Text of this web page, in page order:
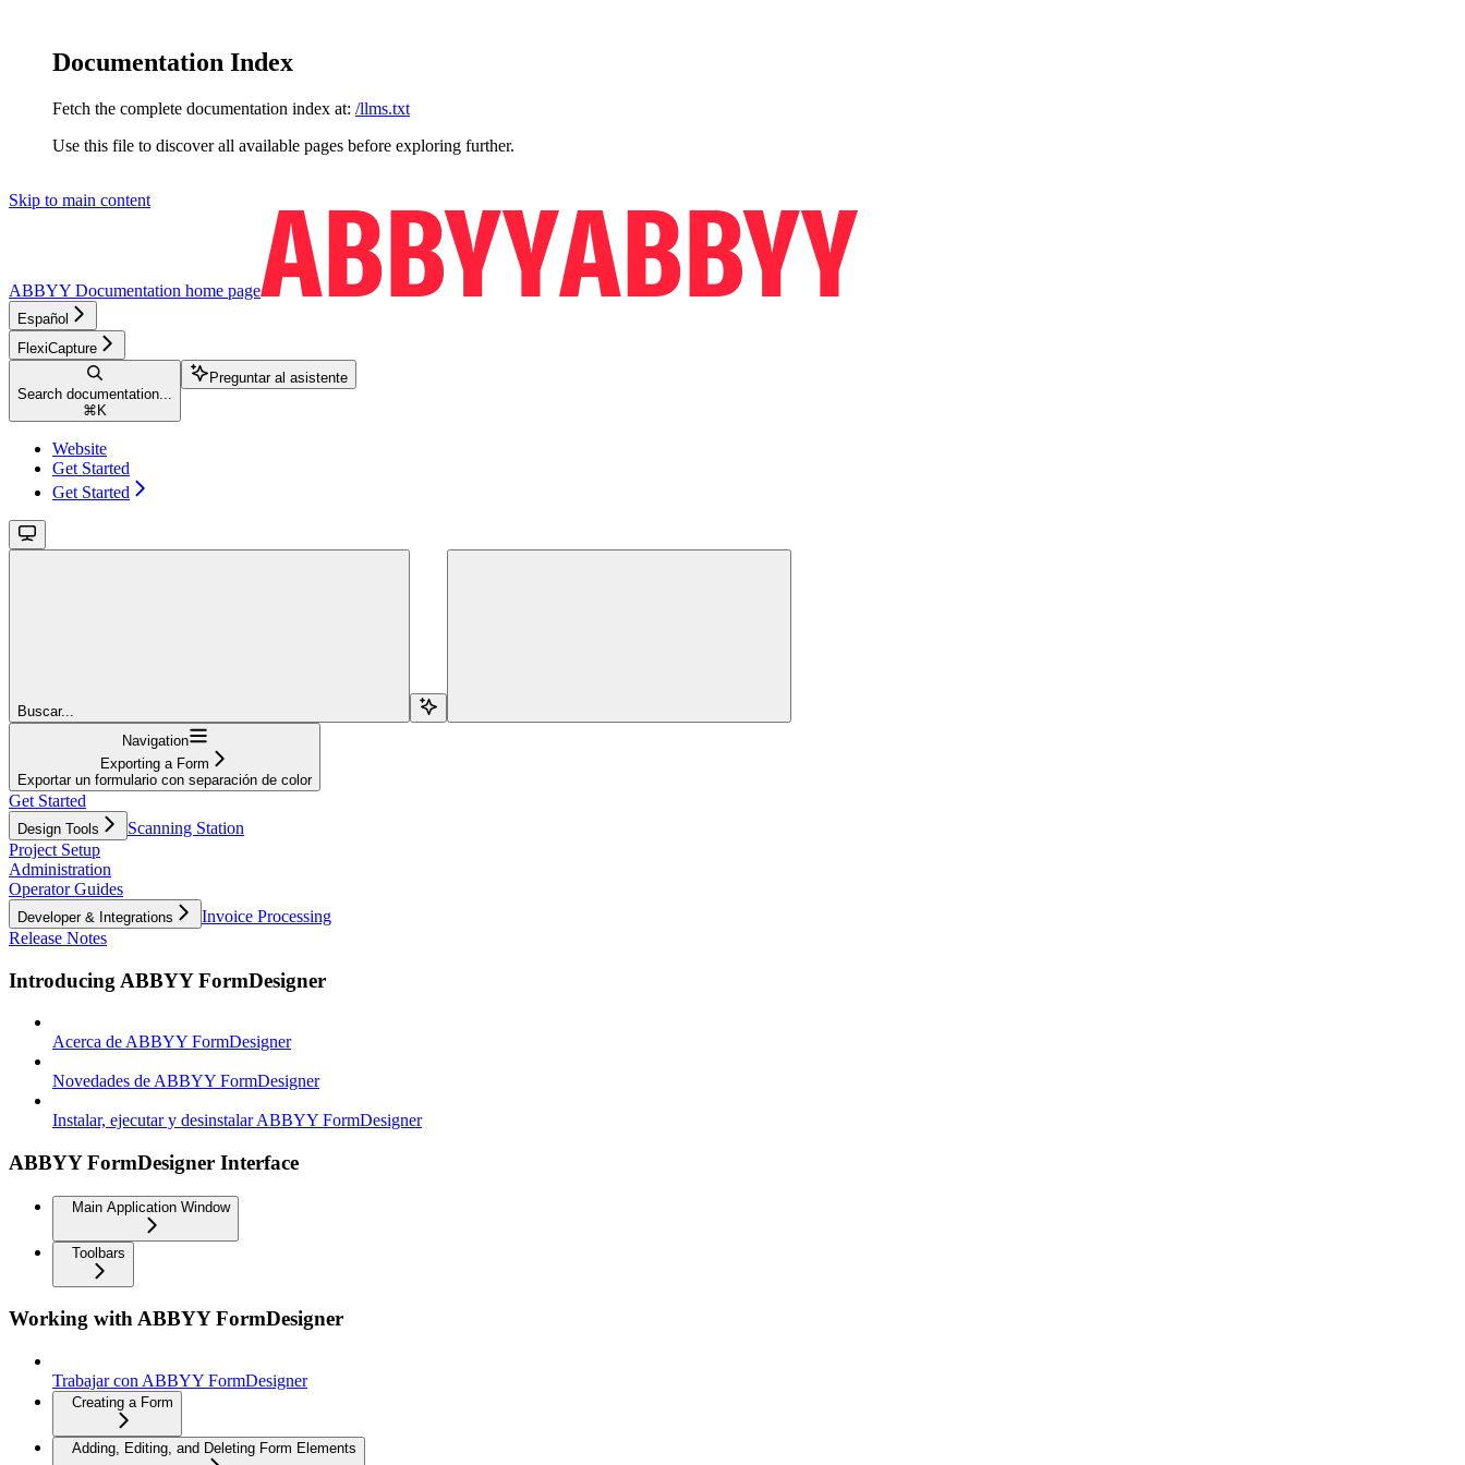
Documentation Index
Fetch the complete documentation index at: /llms.txt
Use this file to discover all available pages before exploring further.
Skip to main content
ABBYY Documentation home page
Español
FlexiCapture
Search documentation...
⌘ K
Preguntar al asistente
Website
Get Started
Get Started
Buscar...
Navigation
Exporting a Form
Exportar un formulario con separación de color
Get Started
Design Tools
Scanning Station
Project Setup
Administration
Operator Guides
Developer & Integrations
Invoice Processing
Release Notes
Introducing ABBYY FormDesigner
Acerca de ABBYY FormDesigner
Novedades de ABBYY FormDesigner
Instalar, ejecutar y desinstalar ABBYY FormDesigner
ABBYY FormDesigner Interface
Main Application Window
Toolbars
Working with ABBYY FormDesigner
Trabajar con ABBYY FormDesigner
Creating a Form
Adding, Editing, and Deleting Form Elements